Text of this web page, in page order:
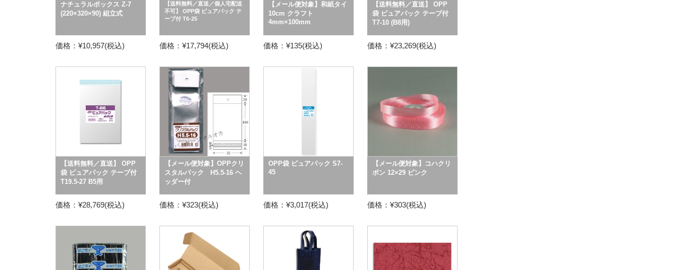
ナチュラルボックス Z-7
(220×320×90) 組立式
価格：¥10,957(税込)
【送料無料／直送／個人宅配送
不可】 OPP袋 ピュアパック テ
ープ付 T6-25
価格：¥17,794(税込)
【メール便対象】和紙タイ
10cm クラフト
4mm×100mm
価格：¥135(税込)
【送料無料／直送】 OPP
袋 ピュアパック テープ付
T7-10 (B8用)
価格：¥23,269(税込)
【送料無料／直送】 OPP
袋 ピュアパック テープ付
T19.5-27 B5用
価格：¥28,769(税込)
【メール便対象】OPPクリ
スタルパック H5.5-16 ヘ
ッダー付
価格：¥323(税込)
OPP袋 ピュアパック S7-
45
価格：¥3,017(税込)
【メール便対象】コハクリ
ボン 12×29 ピンク
価格：¥303(税込)